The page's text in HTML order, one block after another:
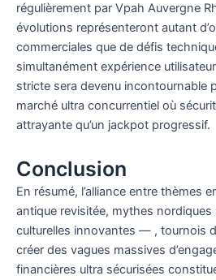
régulièrement par Vpah Auvergne
évolutions représenteront autant
commerciales que de défis
simultanément expérience
stricte sera devenu incontournable
marché ultra concurrentiel où
attrayante qu’un jackpot progressif.
Conclusion
En résumé, l’alliance entre thèmes
antique revisitée, mythes nordiques
culturelles innovantes — , tournois
créer des vagues massives
financières ultra sécurisées